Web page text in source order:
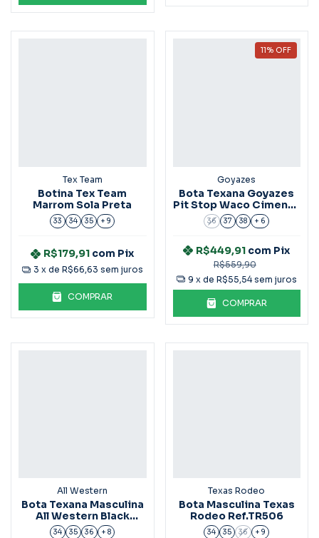
Tex Team
Botina Tex Team
Marrom Sola Preta
33 34 35 + 9
R$179,91 com Pix
3 x de R$66,63 sem juros
COMPRAR
11% OFF
Goyazes
Bota Texana Goyazes
Pit Stop Waco Cimento
Ref.223602-Cf
36 37 38 + 6
R$559,90
R$449,91 com Pix
9 x de R$55,54 sem juros
COMPRAR
All Western
Bota Texana Masculina
All Western Black
Green
34 35 36 + 8
Texas Rodeo
Bota Masculina Texas
Rodeo Ref.TR506
34 35 36 + 9